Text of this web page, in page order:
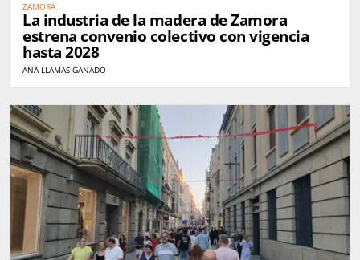
ZAMORA
La industria de la madera de Zamora
estrena convenio colectivo con vigencia
hasta 2028
ANA LLAMAS GANADO